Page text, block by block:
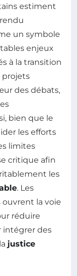
estiment
un symbole
enjeux
à la transition
projets
des débats,
bien que le
les efforts
limites
critique afin
les
. Les
la voie
réduire
intégrer des
justice